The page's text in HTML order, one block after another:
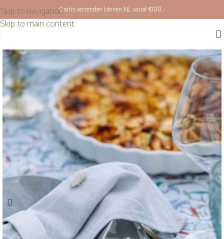
Skip to navigation
Skip to main content
Gratis verzenden binnen NL vanaf €100,-